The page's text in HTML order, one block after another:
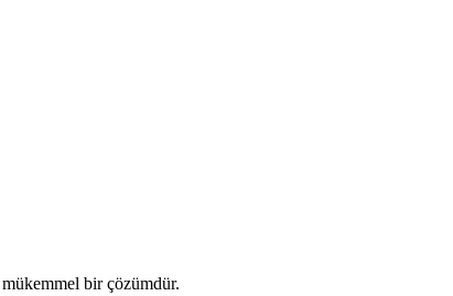
mükemmel bir çözümdür.